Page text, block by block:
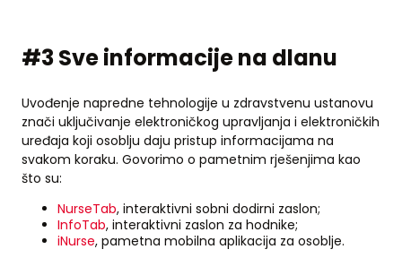
#3 Sve informacije na dlanu
Uvođenje napredne tehnologije u zdravstvenu ustanovu
znači uključivanje elektroničkog upravljanja i elektroničkih
uređaja koji osoblju daju pristup informacijama na
svakom koraku. Govorimo o pametnim rješenjima kao
što su:
NurseTab, interaktivni sobni dodirni zaslon;
InfoTab, interaktivni zaslon za hodnike;
iNurse, pametna mobilna aplikacija za osoblje.